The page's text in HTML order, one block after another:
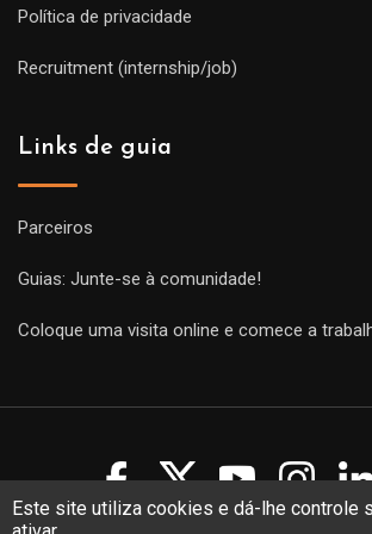
Este site utiliza cookies e dá-lhe controle
Política de privacidade
Recruitment (internship/job)
Links de guia
Parceiros
Guias: Junte-se à comunidade!
Coloque uma visita online e comece a